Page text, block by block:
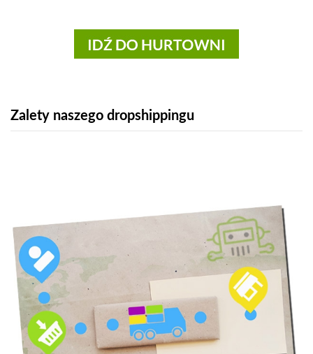
Zalety naszego dropshippingu